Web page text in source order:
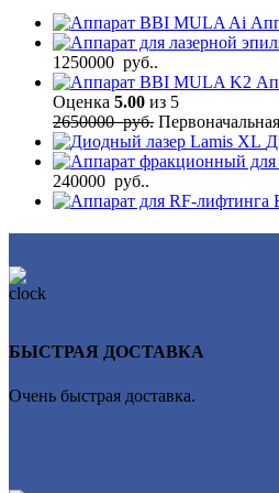
1250000 руб..
Оценка 5.00 из 5
2650000руб.
240000 руб..
БЫСТРАЯ ДОСТАВКА
Очень быстрая доставка.